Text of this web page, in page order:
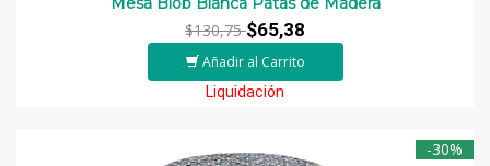
$130,75$65,38
Añadir al Carrito
Liquidación
-30%